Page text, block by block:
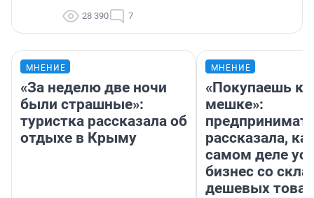
28 390 7
МНЕНИЕ
«За неделю две ночи
были страшные»:
туристка рассказала об
отдыхе в Крыму
МНЕНИЕ
«Покупаешь
мешке»:
рассказала,
самом деле
бизнес со
дешевых